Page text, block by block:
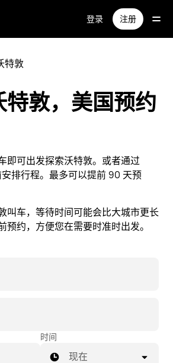
登录 注册
特敦
特敦，美国预约
即可出发探索沃特敦。或者通过
排行程。最多可以提前 90 天预
叫车，等待时间可能会比大城市更长
预约，方便您在需要时准时出发。
时间
现在